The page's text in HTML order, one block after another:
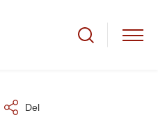
Del